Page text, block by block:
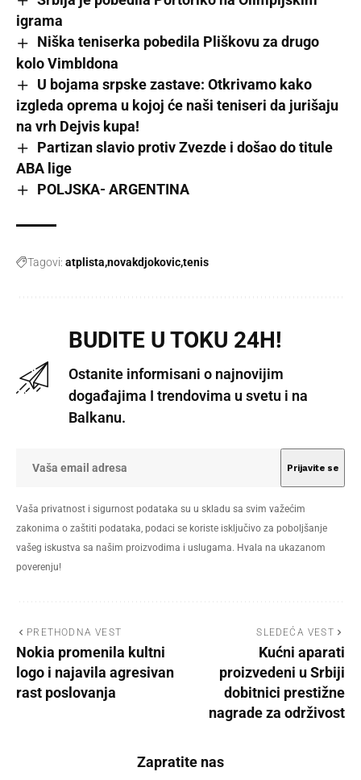
igrama
Niška teniserka pobedila Pliškovu za drugo
kolo Vimbldona
U bojama srpske zastave: Otkrivamo kako
izgleda oprema u kojoj će naši teniseri da jurišaju
na vrh Dejvis kupa!
Partizan slavio protiv Zvezde i došao do titule
ABA lige
POLJSKA- ARGENTINA
Tagovi: atplista novakdjokovictenis
BUDITE U TOKU 24H!
Ostanite informisani o najnovijim
događajima I trendovima u svetu i na
Balkanu.
Vaša privatnost i sigurnost podataka su u skladu sa svim važećim
zakonima o zaštiti podataka, podaci se koriste isključivo za poboljšanje
vašeg iskustva sa našim proizvodima i uslugama. Hvala na ukazanom
poverenju!
PRETHODNA VEST
Nokia promenila kultni
logo i najavila agresivan
rast poslovanja
SLEDEĆA VEST
Kućni aparati
proizvedeni u Srbiji
dobitnici prestižne
nagrade za održivost
Zapratite nas